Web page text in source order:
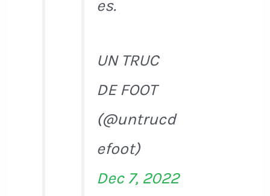
es.
UN TRUC
DE FOOT
(@untrucd
efoot)
Dec 7, 2022